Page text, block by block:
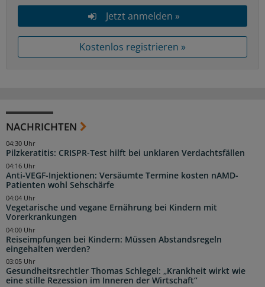
Jetzt anmelden »
Kostenlos registrieren »
NACHRICHTEN
Pilzkeratitis: CRISPR-Test hilft bei unklaren Verdachtsfällen
04:30 Uhr
Anti-VEGF-Injektionen: Versäumte Termine kosten nAMD-
Patienten wohl Sehschärfe
04:16 Uhr
Vegetarische und vegane Ernährung bei Kindern mit
Vorerkrankungen
04:04 Uhr
Reiseimpfungen bei Kindern: Müssen Abstandsregeln
eingehalten werden?
04:00 Uhr
Gesundheitsrechtler Thomas Schlegel: „Krankheit wirkt wie
eine stille Rezession im Inneren der Wirtschaft“
03:05 Uhr